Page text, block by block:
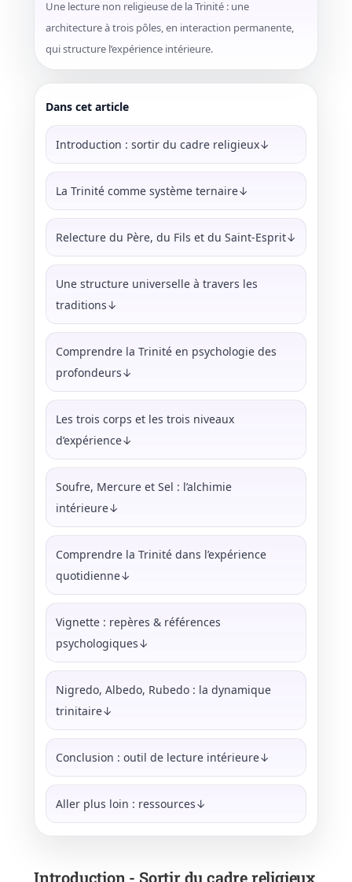
Une lecture non religieuse de la Trinité : une
architecture à trois pôles, en interaction permanente,
qui structure l’expérience intérieure.
Dans cet article
Introduction : sortir du cadre religieux↓
La Trinité comme système ternaire↓
Relecture du Père, du Fils et du Saint-Esprit↓
Une structure universelle à travers les
traditions↓
Comprendre la Trinité en psychologie des
profondeurs↓
Les trois corps et les trois niveaux
d’expérience↓
Soufre, Mercure et Sel : l’alchimie
intérieure↓
Comprendre la Trinité dans l’expérience
quotidienne↓
Vignette : repères & références
psychologiques↓
Nigredo, Albedo, Rubedo : la dynamique
trinitaire↓
Conclusion : outil de lecture intérieure↓
Aller plus loin : ressources↓
Introduction - Sortir du cadre religieux